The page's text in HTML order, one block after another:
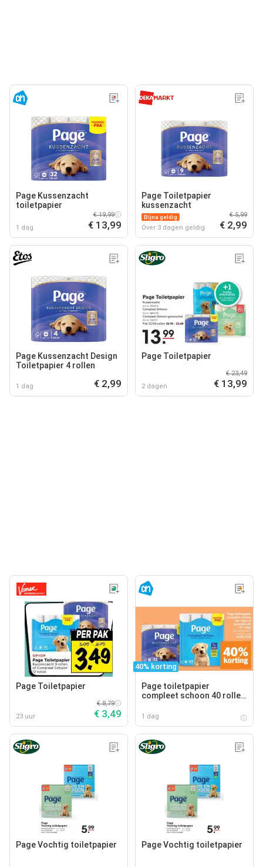
Page Kussenzacht
toiletpapier
1 dag
€ 19,99
€ 13,99
Page Toiletpapier
kussenzacht
Bijna geldig
Over 3 dagen geldig
€ 5,99
€ 2,99
Page Kussenzacht Design
Toiletpapier 4 rollen
1 dag € 2,99
Page Toiletpapier
2 dagen
€ 23,49
€ 13,99
Page Toiletpapier
23 uur
€ 8,79
€ 3,49
40% korting
Page toiletpapier
compleet schoon 40 rollen
1 dag
Page Vochtig toiletpapier Page Vochtig toiletpapier